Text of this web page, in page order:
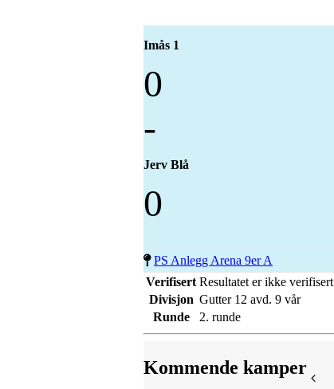
Imås 1
0
-
Jerv Blå
0
PS Anlegg Arena 9er A
Verifisert Resultatet er ikke verifisert
Divisjon Gutter 12 avd. 9 vår
Runde
2. runde
Kommende kamper